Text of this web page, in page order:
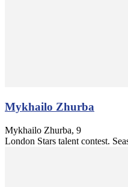
Mykhailo Zhurba
Mykhailo Zhurba, 9
London Stars talent contest.